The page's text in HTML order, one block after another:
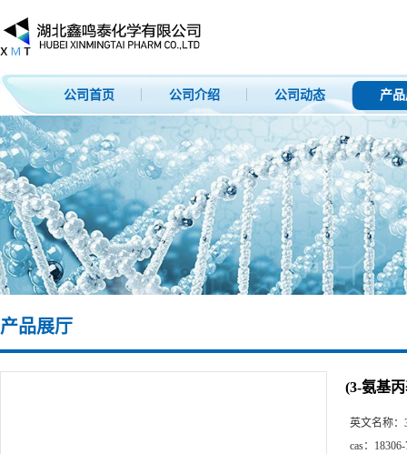
公司首页 公司介绍 公司动态 产
产品展厅
(3-氨基
英文名称：
cas：